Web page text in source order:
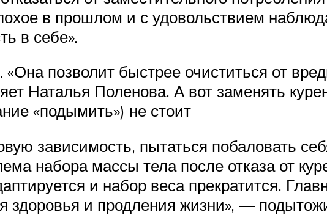
в прошлом и с удовольствием
в себе».
позволит быстрее очиститься от
Наталья Поленова. А вот заменять
«подымить») не стоит
зависимость, пытаться побаловать
набора массы тела после отказа от
и набор веса прекратится.
здоровья и продления жизни», —